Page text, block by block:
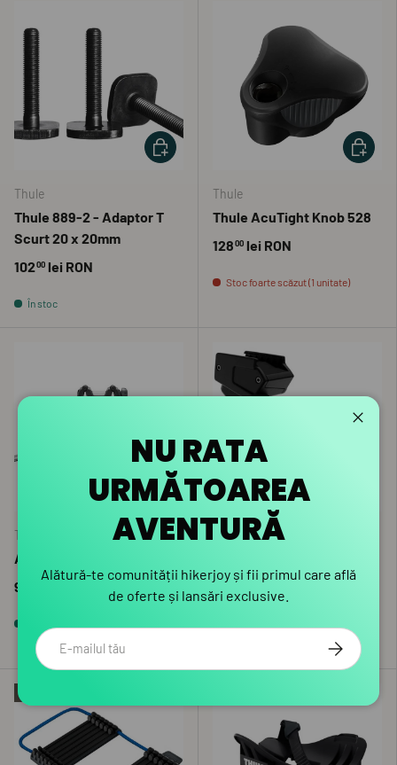
Thule
Thule 889-2 - Adaptor T
Scurt 20 x 20mm
10200 lei RON
În stoc
ADAUGĂ ÎN COȘ
Thule
Thule AcuTight Knob 528
12800 lei RON
Stoc foarte scăzut (1 unitate)
Thule
Adaptor Thule 9261
917
ADAUGĂ ÎN COȘ
Thule
transport suport bicicleta
lei RON
Stoc foarte scăzut (1 unitate)
NU RATA
URMĂTOAREA
AVENTURĂ
Alătură-te comunității hikerjoy și fii primul care află
de oferte și lansări exclusive.
Email ABONEAZA-